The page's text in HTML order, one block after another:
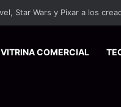
VITRINA COMERCIAL